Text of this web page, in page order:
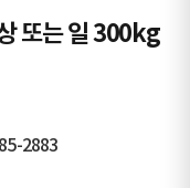
또는 일 300kg
2883